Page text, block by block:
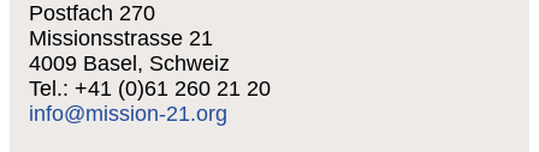
Postfach 270
Missionsstrasse 21
4009 Basel, Schweiz
Tel.: +41 (0)61 260 21 20
info@mission-21.org